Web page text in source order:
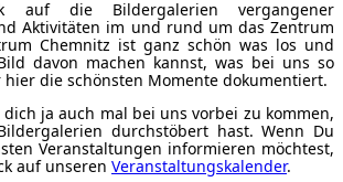
auf die Bildergalerien vergangener
Aktivitäten im und rund um das Zentrum
Chemnitz ist ganz schön was los und
davon machen kannst, was bei uns so
die schönsten Momente dokumentiert.
ja auch mal bei uns vorbei zu kommen,
durchstöbert hast. Wenn Du
Veranstaltungen informieren möchtest,
auf unseren Veranstaltungskalender.